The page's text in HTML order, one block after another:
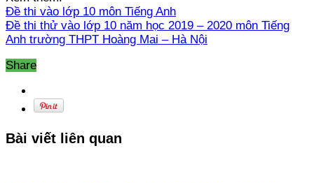
Đề thi vào lớp 10 môn Tiếng Anh
Đề thi thử vào lớp 10 năm học 2019 – 2020 môn Tiếng
Anh trường THPT Hoàng Mai – Hà Nội
Share
Bài viết liên quan